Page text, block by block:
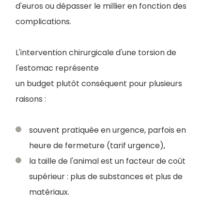
d'euros ou dépasser le millier en fonction des
complications.
L'intervention chirurgicale d'une torsion de
l'estomac représente
un budget plutôt conséquent pour plusieurs
raisons :
souvent pratiquée en urgence, parfois en
heure de fermeture (tarif urgence),
la taille de l'animal est un facteur de coût
supérieur : plus de substances et plus de
matériaux.